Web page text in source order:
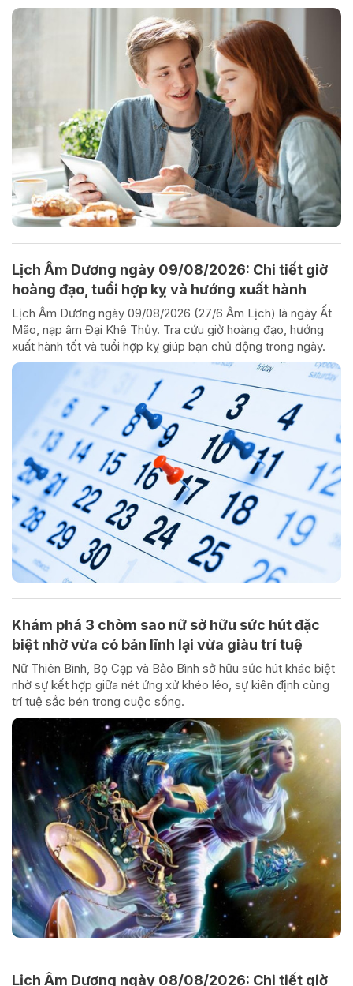
Lịch Âm Dương ngày 09/08/2026: Chi tiết giờ
hoàng đạo, tuổi hợp kỵ và hướng xuất hành
Lịch Âm Dương ngày 09/08/2026 (27/6 Âm Lịch) là ngày Ất
Mão, nạp âm Đại Khê Thủy. Tra cứu giờ hoàng đạo, hướng
xuất hành tốt và tuổi hợp kỵ giúp bạn chủ động trong ngày.
Khám phá 3 chòm sao nữ sở hữu sức hút đặc
biệt nhờ vừa có bản lĩnh lại vừa giàu trí tuệ
Nữ Thiên Bình, Bọ Cạp và Bảo Bình sở hữu sức hút khác biệt
nhờ sự kết hợp giữa nét ứng xử khéo léo, sự kiên định cùng
trí tuệ sắc bén trong cuộc sống.
Lịch Âm Dương ngày 08/08/2026: Chi tiết giờ